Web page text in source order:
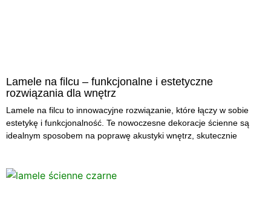
Lamele na filcu – funkcjonalne i estetyczne
rozwiązania dla wnętrz
Lamele na filcu to innowacyjne rozwiązanie, które łączy w sobie
estetykę i funkcjonalność. Te nowoczesne dekoracje ścienne są
idealnym sposobem na poprawę akustyki wnętrz, skutecznie